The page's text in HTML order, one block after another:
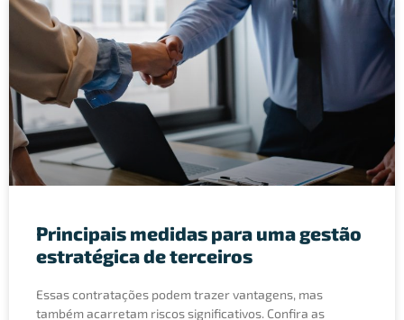
Principais medidas para uma gestão
estratégica de terceiros
Essas contratações podem trazer vantagens, mas
também acarretam riscos significativos. Confira as